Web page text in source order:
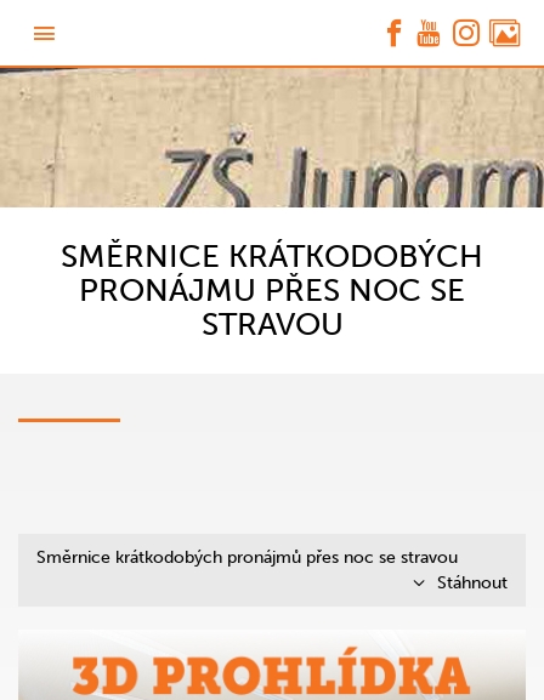
SMĚRNICE KRÁTKODOBÝCH
PRONÁJMU PŘES NOC SE
STRAVOU
Směrnice krátkodobých pronájmů přes noc se stravou
Stáhnout